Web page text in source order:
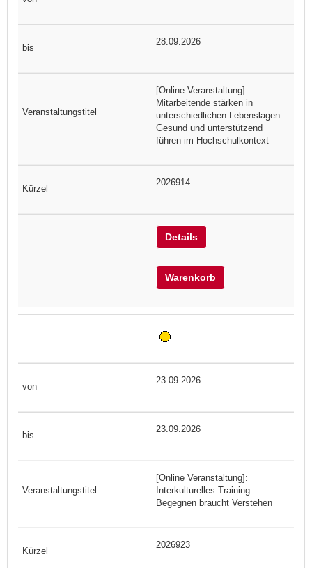
28.09.2026
[Online Veranstaltung]:
Mitarbeitende stärken in
unterschiedlichen Lebenslagen:
Gesund und unterstützend
führen im Hochschulkontext
2026914
Details
Warenkorb
23.09.2026
23.09.2026
[Online Veranstaltung]:
Interkulturelles Training:
Begegnen braucht Verstehen
2026923